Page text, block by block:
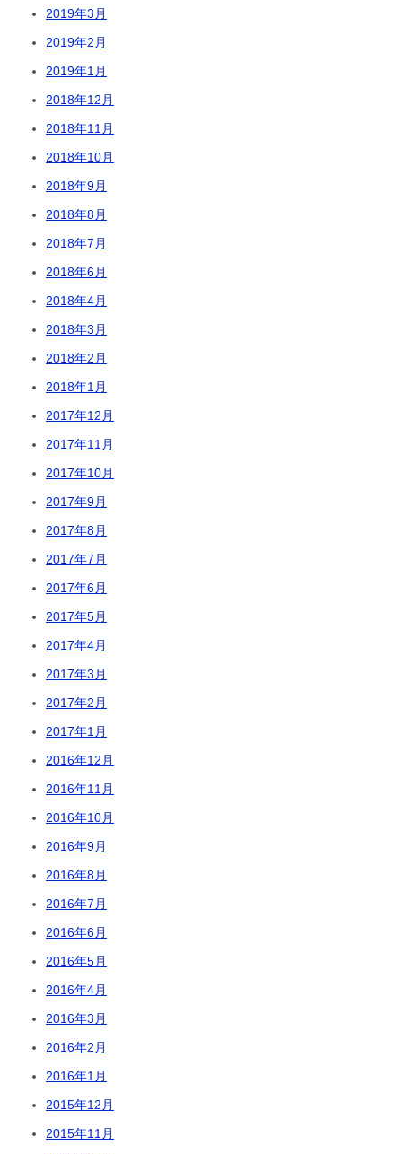
2019年3月
2019年2月
2019年1月
2018年12月
2018年11月
2018年10月
2018年9月
2018年8月
2018年7月
2018年6月
2018年4月
2018年3月
2018年2月
2018年1月
2017年12月
2017年11月
2017年10月
2017年9月
2017年8月
2017年7月
2017年6月
2017年5月
2017年4月
2017年3月
2017年2月
2017年1月
2016年12月
2016年11月
2016年10月
2016年9月
2016年8月
2016年7月
2016年6月
2016年5月
2016年4月
2016年3月
2016年2月
2016年1月
2015年12月
2015年11月